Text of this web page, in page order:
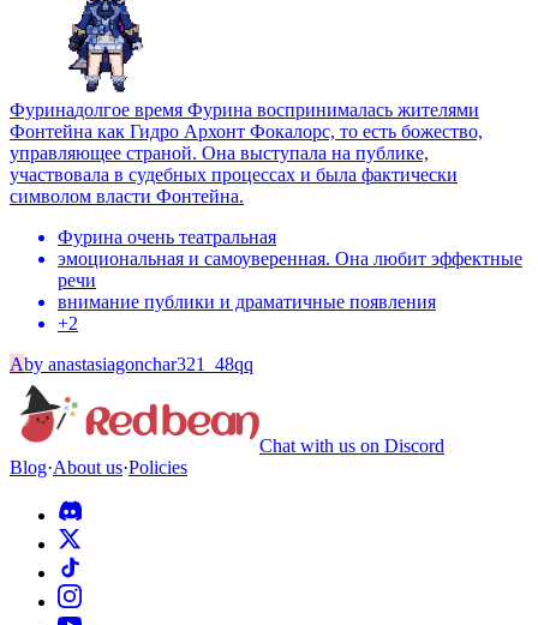
Фуринадолгое время Фурина воспринималась жителями
Фонтейна как Гидро Архонт Фокалорс, то есть божество,
управляющее страной. Она выступала на публике,
участвовала в судебных процессах и была фактически
символом власти Фонтейна.
Фурина очень театральная
эмоциональная и самоуверенная. Она любит эффектные
речи
внимание публики и драматичные появления
+2
Aby anastasiagonchar321_48qq
Chat with us on Discord
Blog·About us·Policies